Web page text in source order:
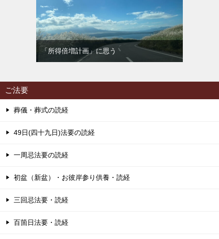
「所得倍増計画」に思う
ご法要
葬儀・葬式の読経
49日(四十九日)法要の読経
一周忌法要の読経
初盆（新盆）・お彼岸参り供養・読経
三回忌法要・読経
百箇日法要・読経